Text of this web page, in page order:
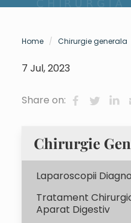
Home Chirurgie generala
7 Jul, 2023
Share on:
Chirurgie
Laparoscopii
Tratament
Aparat Digestiv